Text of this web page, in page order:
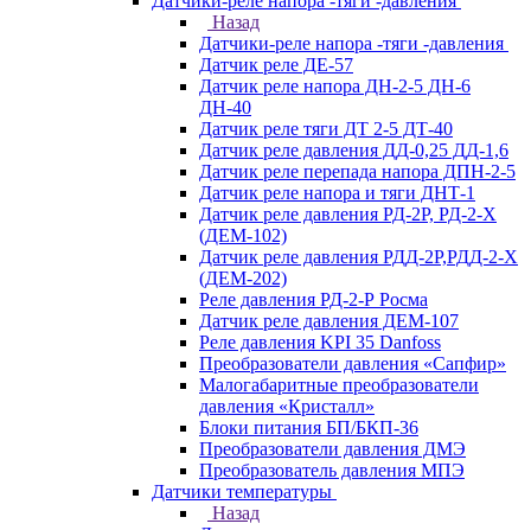
Назад
Датчики-реле напора -тяги -давления
Датчик реле ДЕ-57
Датчик реле напора ДН-2-5 ДН-6
ДН-40
Датчик реле тяги ДТ 2-5 ДТ-40
Датчик реле давления ДД-0,25 ДД-1,6
Датчик реле перепада напора ДПН-2-5
Датчик реле напора и тяги ДНТ-1
Датчик реле давления РД-2Р, РД-2-Х
(ДЕМ-102)
Датчик реле давления РДД-2Р,РДД-2-Х
(ДЕМ-202)
Реле давления РД-2-Р Росма
Датчик реле давления ДЕМ-107
Реле давления KPI 35 Danfoss
Преобразователи давления «Сапфир»
Малогабаритные преобразователи
давления «Кристалл»
Блоки питания БП/БКП-36
Преобразователи давления ДМЭ
Преобразователь давления МПЭ
Датчики температуры
Назад